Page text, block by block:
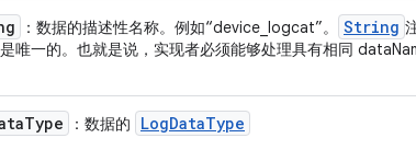
：数据的描述性名称。例如“device_logcat”。 String
唯一的。也就是说，实现者必须能够处理具有相同
Type ：数据的 LogDataType